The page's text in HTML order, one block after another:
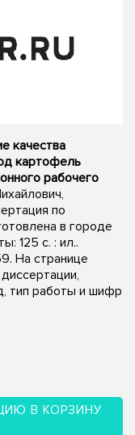
качества
картофель
рабочего
по
в городе
125 с. : ил..
На странице
тип работы и шифр
В КОРЗИНУ